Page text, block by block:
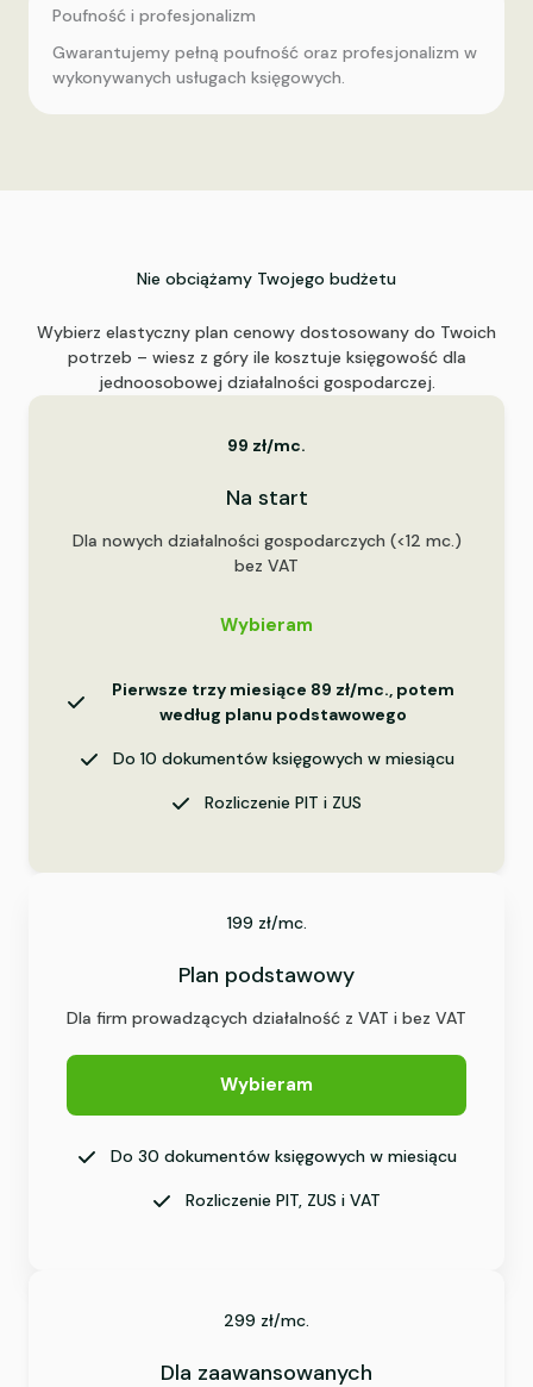
Poufność i profesjonalizm
Gwarantujemy pełną poufność oraz profesjonalizm w
wykonywanych usługach księgowych.
Nie obciążamy Twojego budżetu
Wybierz elastyczny plan cenowy dostosowany do Twoich
potrzeb – wiesz z góry ile kosztuje księgowość dla
jednoosobowej działalności gospodarczej.
99 zł/mc.
Na start
Dla nowych działalności gospodarczych (<12 mc.)
bez VAT
Wybieram
Pierwsze trzy miesiące 89 zł/mc., potem
według planu podstawowego
Do 10 dokumentów księgowych w miesiącu
Rozliczenie PIT i ZUS
199 zł/mc.
Plan podstawowy
Dla firm prowadzących działalność z VAT i bez VAT
Wybieram
Do 30 dokumentów księgowych w miesiącu
Rozliczenie PIT, ZUS i VAT
299 zł/mc.
Dla zaawansowanych